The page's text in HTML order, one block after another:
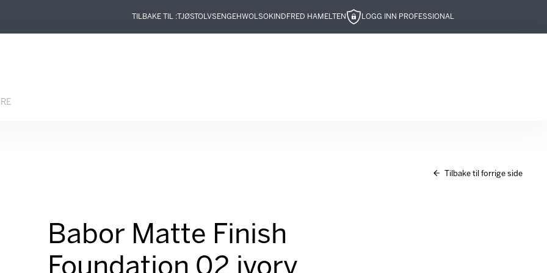
TILBAKE TIL : TJØSTOLVSENGEHWOL SOKIND FRED HAMELTEN LOGG INN PROFESSIONAL
Tilbake til forrige side
Babor Matte Finish
Foundation 02 ivory